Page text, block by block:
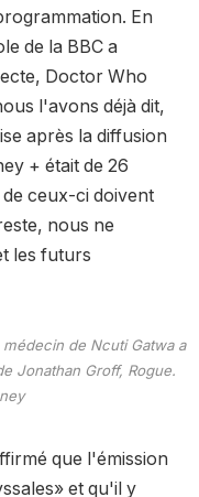
En
de la BBC a
Doctor Who
l'avons déjà dit,
après la diffusion
+ était de 26
ceux-ci doivent
nous ne
les futurs
de Ncuti Gatwa a
Jonathan Groff, Rogue.
que l'émission
et qu'il y